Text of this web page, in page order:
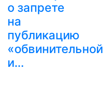
о запрете
на
публикацию
«обвинительной
и…